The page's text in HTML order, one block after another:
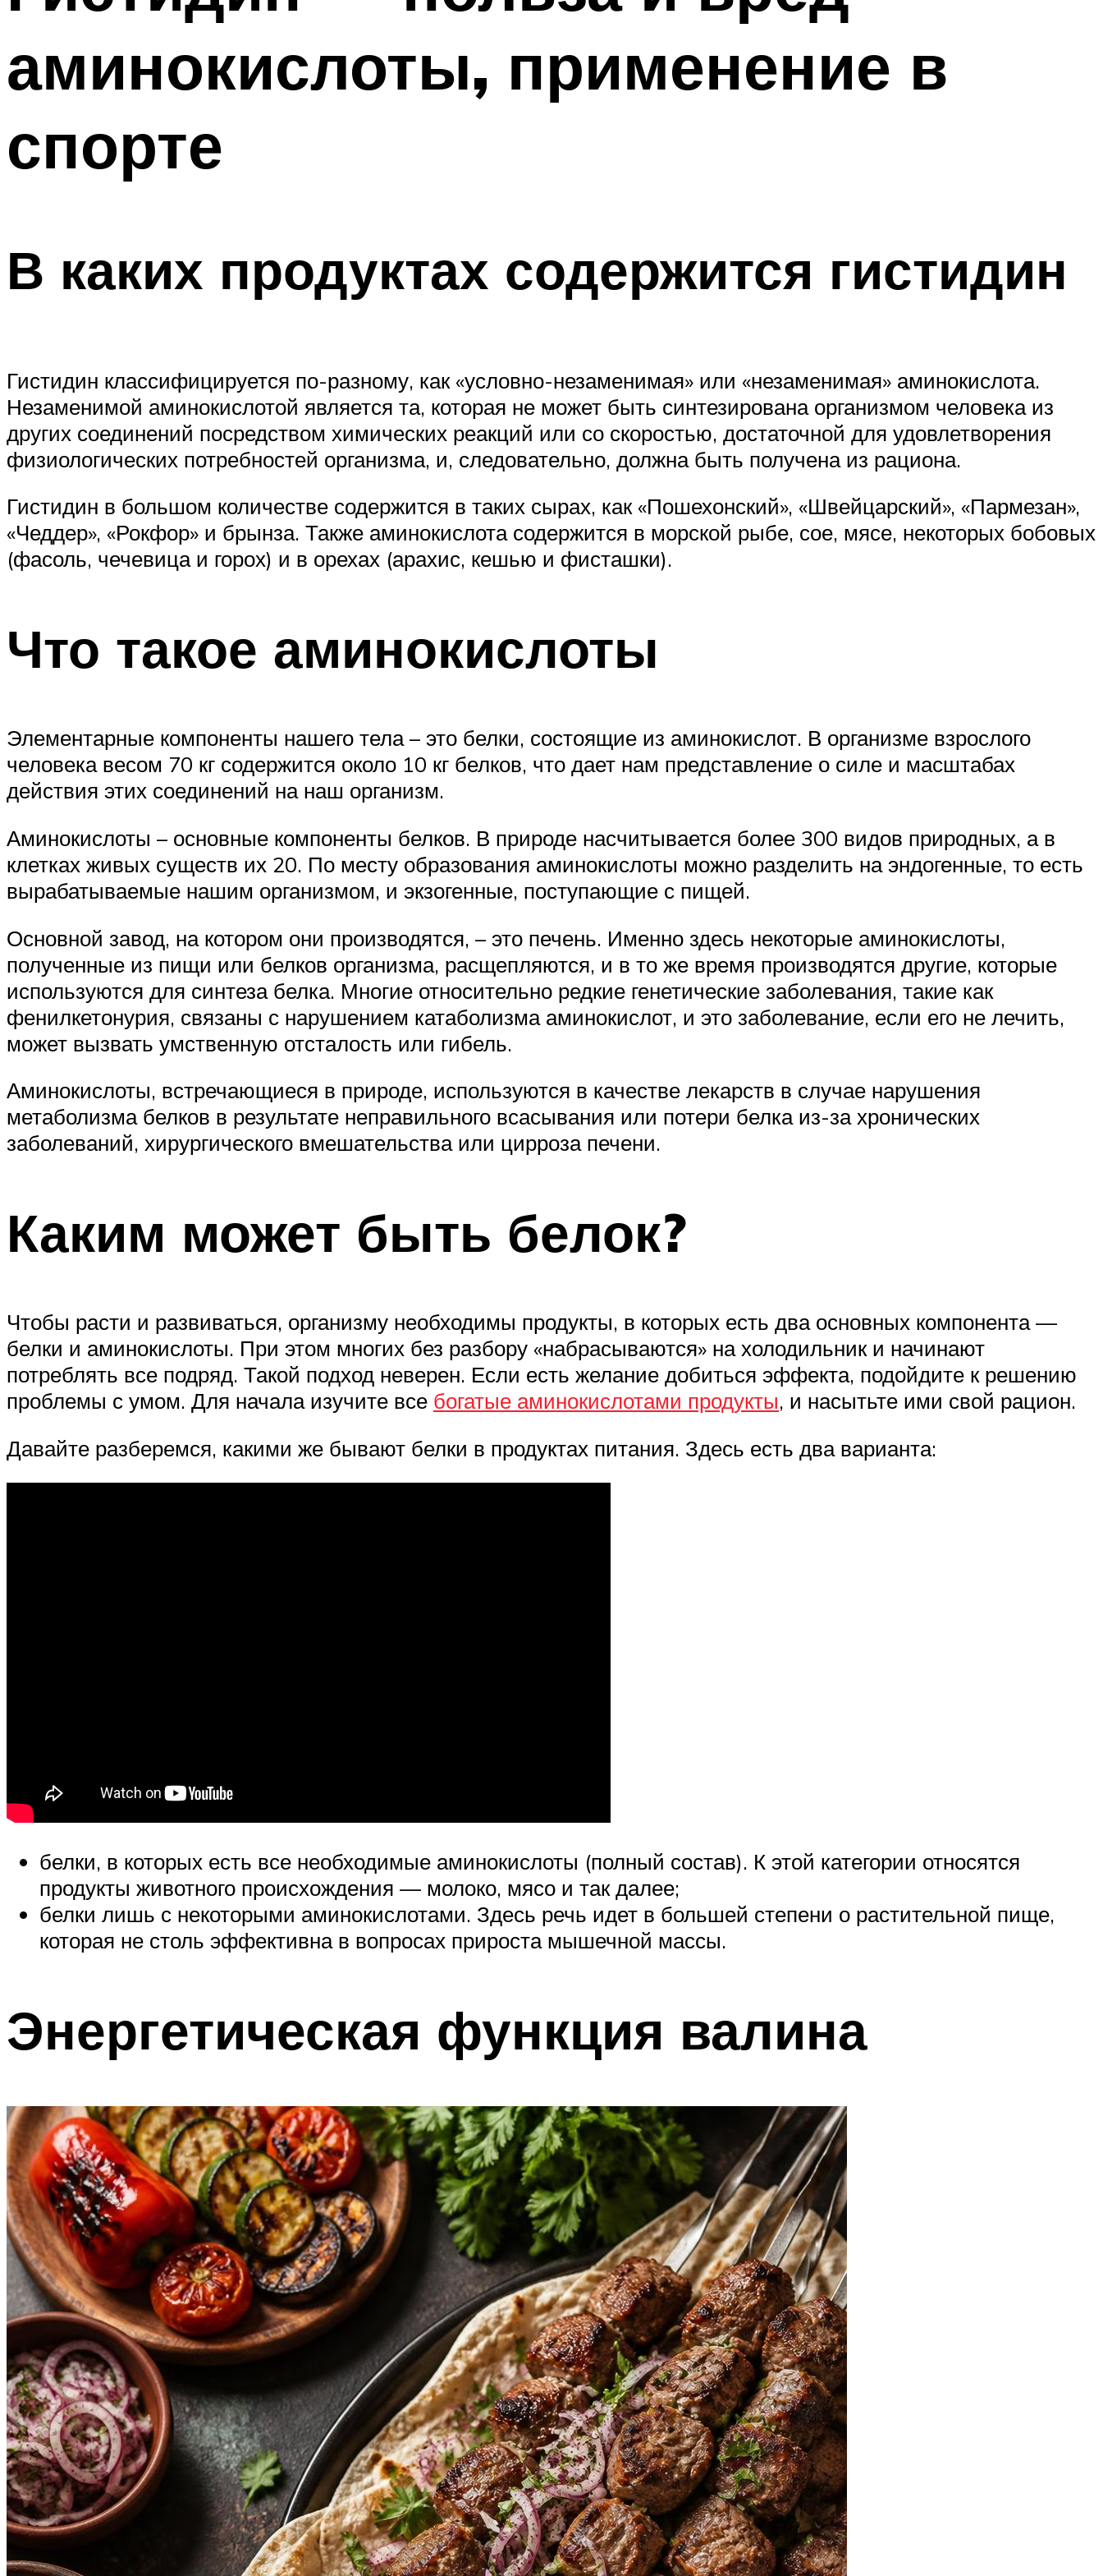
МЕНЮ
аминокислоты, применение в
спорте
В каких продуктах содержится гистидин
Гистидин классифицируется по-разному, как «условно-незаменимая» или «незаменимая» аминокислота.
Незаменимой аминокислотой является та, которая не может быть синтезирована организмом человека из
других соединений посредством химических реакций или со скоростью, достаточной для удовлетворения
физиологических потребностей организма, и, следовательно, должна быть получена из рациона.
Гистидин в большом количестве содержится в таких сырах, как «Пошехонский», «Швейцарский», «Пармезан»,
«Чеддер», «Рокфор» и брынза. Также аминокислота содержится в морской рыбе, сое, мясе, некоторых бобовых
(фасоль, чечевица и горох) и в орехах (арахис, кешью и фисташки).
Что такое аминокислоты
Элементарные компоненты нашего тела – это белки, состоящие из аминокислот. В организме взрослого
человека весом 70 кг содержится около 10 кг белков, что дает нам представление о силе и масштабах
действия этих соединений на наш организм.
Аминокислоты – основные компоненты белков. В природе насчитывается более 300 видов природных, а в
клетках живых существ их 20. По месту образования аминокислоты можно разделить на эндогенные, то есть
вырабатываемые нашим организмом, и экзогенные, поступающие с пищей.
Основной завод, на котором они производятся, – это печень. Именно здесь некоторые аминокислоты,
полученные из пищи или белков организма, расщепляются, и в то же время производятся другие, которые
используются для синтеза белка. Многие относительно редкие генетические заболевания, такие как
фенилкетонурия, связаны с нарушением катаболизма аминокислот, и это заболевание, если его не лечить,
может вызвать умственную отсталость или гибель.
Аминокислоты, встречающиеся в природе, используются в качестве лекарств в случае нарушения
метаболизма белков в результате неправильного всасывания или потери белка из-за хронических
заболеваний, хирургического вмешательства или цирроза печени.
Каким может быть белок?
Чтобы расти и развиваться, организму необходимы продукты, в которых есть два основных компонента —
белки и аминокислоты. При этом многих без разбору «набрасываются» на холодильник и начинают
потреблять все подряд. Такой подход неверен. Если есть желание добиться эффекта, подойдите к решению
проблемы с умом. Для начала изучите все богатые аминокислотами продукты, и насытьте ими свой рацион.
Давайте разберемся, какими же бывают белки в продуктах питания. Здесь есть два варианта:
белки, в которых есть все необходимые аминокислоты (полный состав). К этой категории относятся
продукты животного происхождения — молоко, мясо и так далее;
белки лишь с некоторыми аминокислотами. Здесь речь идет в большей степени о растительной пище,
которая не столь эффективна в вопросах прироста мышечной массы.
Энергетическая функция валина